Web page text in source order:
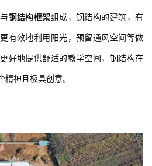
与钢结构框架组成，钢结构的建筑，有
有效地利用阳光，预留通风空间等做
好地提供舒适的教学空间，钢结构在
神且极具创意。